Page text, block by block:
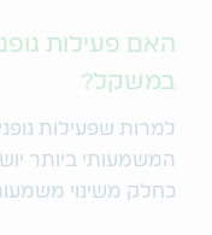
האם פעילות
במשקל?
למרות שפעילות
המשמעותי ביותר
כחלק משינוי